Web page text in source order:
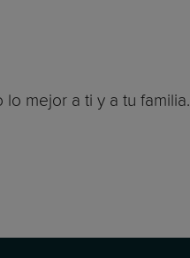
mejor a ti y a tu familia.